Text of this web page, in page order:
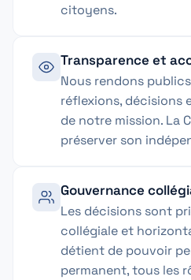
citoyens.
Transparence et
Nous rendons
réflexions, décisions
de notre mission. La
préserver son
Gouvernance
Les décisions sont
collégiale et
détient de pouvoir
permanent, tous les